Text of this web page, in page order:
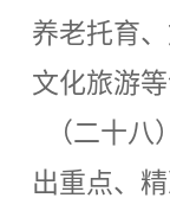
养老托育
文化旅游
（二十八
出重点、